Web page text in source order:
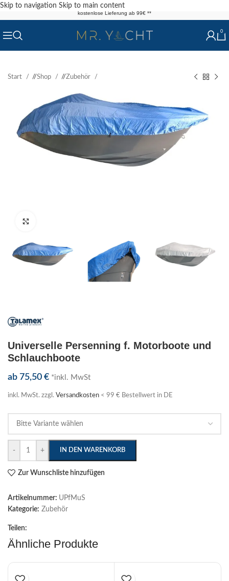
Skip to navigation Skip to main content
kostenlose Lieferung ab 99€ **
0
Start / Shop / Zubehör
Universelle Persenning f. Motorboote und
Schlauchboote
ab 75,50 € *inkl. MwSt
inkl. MwSt. zzgl. Versandkosten < 99 € Bestellwert in DE
- + IN DEN WARENKORB
Zur Wunschliste hinzufügen
Artikelnummer: UPfMuS
Kategorie: Zubehör
Teilen:
Ähnliche Produkte